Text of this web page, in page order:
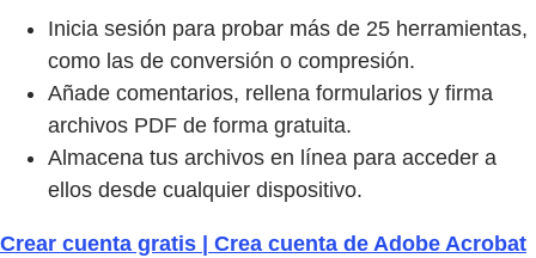
Inicia sesión para probar más de 25 herramientas,
como las de conversión o compresión.
Añade comentarios, rellena formularios y firma
archivos PDF de forma gratuita.
Almacena tus archivos en línea para acceder a
ellos desde cualquier dispositivo.
Crear cuenta gratis | Crea cuenta de Adobe Acrobat